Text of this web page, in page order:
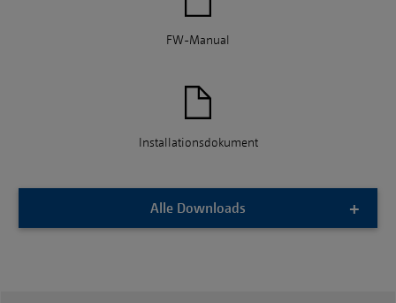
FW-Manual
Installationsdokument
Alle Downloads